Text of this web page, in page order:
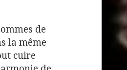
de
la même
cuire